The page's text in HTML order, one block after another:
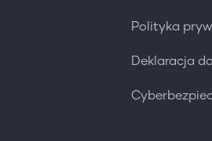
Polityka
Deklaracja